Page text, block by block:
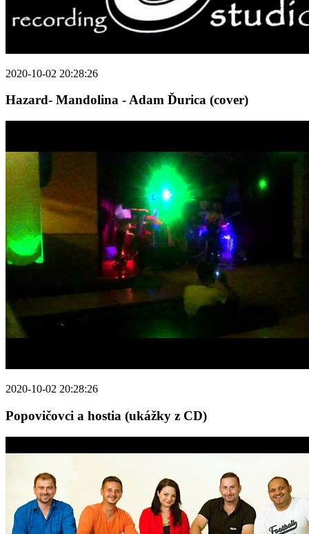
2020-10-02 20:28:26
Hazard- Mandolina - Adam Ďurica (cover)
2020-10-02 20:28:26
Popovičovci a hostia (ukážky z CD)